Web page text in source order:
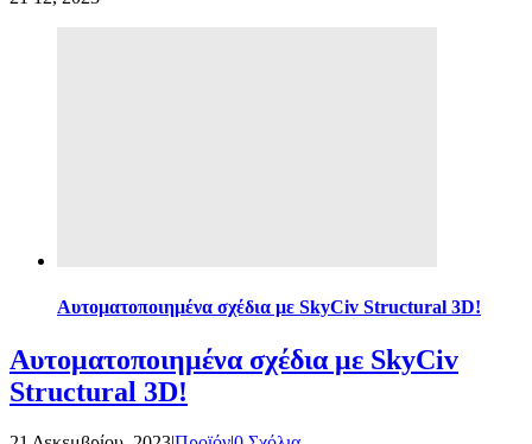
Αυτοματοποιημένα σχέδια με SkyCiv Structural 3D!
Αυτοματοποιημένα σχέδια με SkyCiv
Structural 3D!